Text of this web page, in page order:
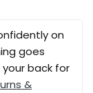
on
goes
back for
&